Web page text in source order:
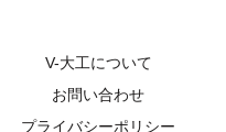
V-大工について
お問い合わせ
プライバシーポリシー